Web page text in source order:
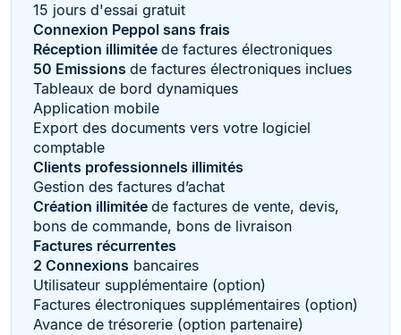
15 jours d'essai gratuit
Connexion Peppol sans frais
Réception illimitée de factures électroniques
50 Emissions de factures électroniques inclues
Tableaux de bord dynamiques
Application mobile
Export des documents vers votre logiciel
comptable
Clients professionnels illimités
Gestion des factures d’achat
Création illimitée de factures de vente, devis,
bons de commande, bons de livraison
Factures récurrentes
2 Connexions bancaires
Utilisateur supplémentaire (option)
Factures électroniques supplémentaires (option)
Avance de trésorerie (option partenaire)